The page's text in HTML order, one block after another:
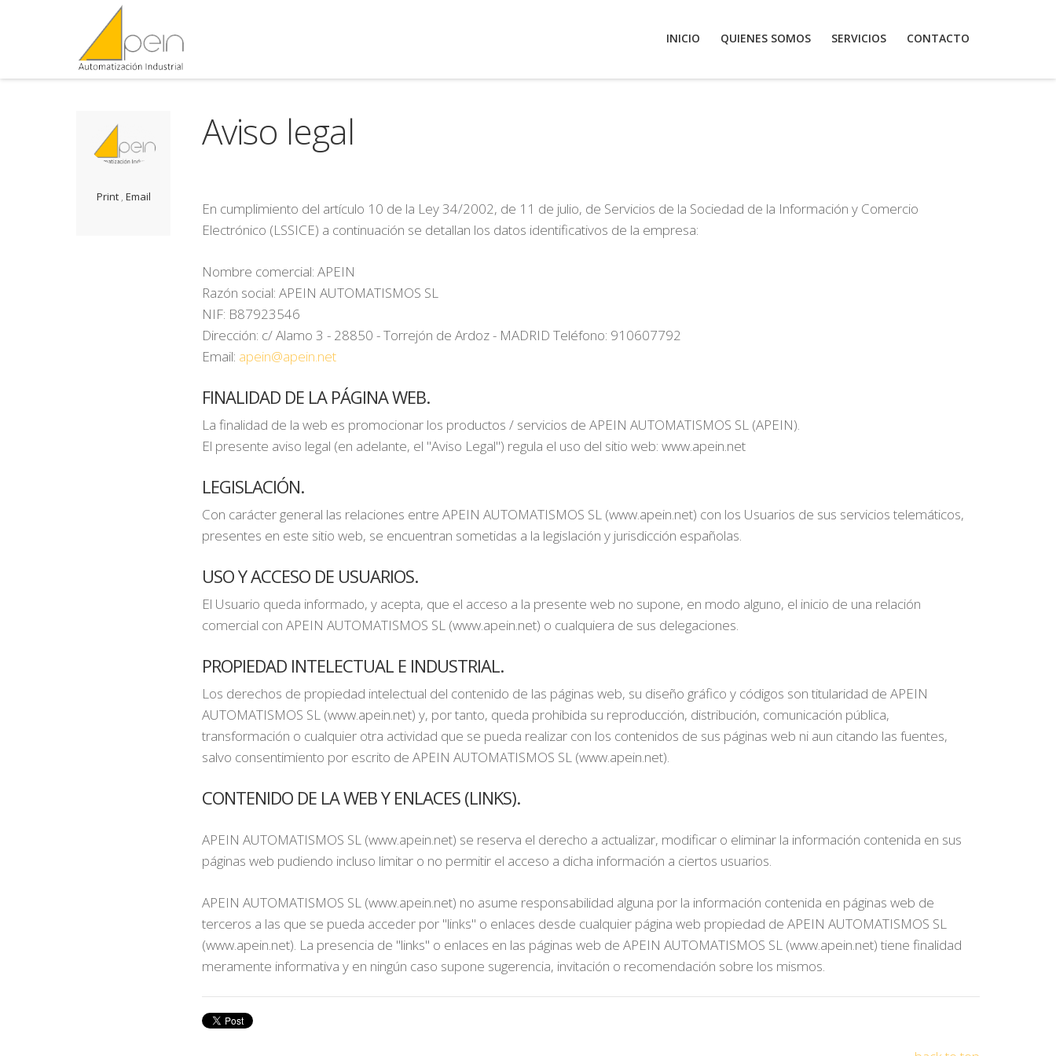
Aviso legal
En cumplimiento del artículo 10 de la Ley 34/2002, de 11 de julio, de Servicios de la Sociedad de la Información y Comercio
Electrónico (LSSICE) a continuación se detallan los datos identificativos de la empresa:
Nombre comercial: APEIN
Razón social: APEIN AUTOMATISMOS SL
NIF: B87923546
Dirección: c/ Alamo 3 - 28850 - Torrejón de Ardoz - MADRID Teléfono: 910607792
Email: apein@apein.net
FINALIDAD DE LA PÁGINA WEB.
La finalidad de la web es promocionar los productos / servicios de APEIN AUTOMATISMOS SL (APEIN).
El presente aviso legal (en adelante, el "Aviso Legal") regula el uso del sitio web: www.apein.net
LEGISLACIÓN.
Con carácter general las relaciones entre APEIN AUTOMATISMOS SL (www.apein.net) con los Usuarios de sus servicios telemáticos,
presentes en este sitio web, se encuentran sometidas a la legislación y jurisdicción españolas.
USO Y ACCESO DE USUARIOS.
El Usuario queda informado, y acepta, que el acceso a la presente web no supone, en modo alguno, el inicio de una relación
comercial con APEIN AUTOMATISMOS SL (www.apein.net) o cualquiera de sus delegaciones.
PROPIEDAD INTELECTUAL E INDUSTRIAL.
Los derechos de propiedad intelectual del contenido de las páginas web, su diseño gráfico y códigos son titularidad de APEIN
AUTOMATISMOS SL (www.apein.net) y, por tanto, queda prohibida su reproducción, distribución, comunicación pública,
transformación o cualquier otra actividad que se pueda realizar con los contenidos de sus páginas web ni aun citando las fuentes,
salvo consentimiento por escrito de APEIN AUTOMATISMOS SL (www.apein.net).
CONTENIDO DE LA WEB Y ENLACES (LINKS).
APEIN AUTOMATISMOS SL (www.apein.net) se reserva el derecho a actualizar, modificar o eliminar la información contenida en sus
páginas web pudiendo incluso limitar o no permitir el acceso a dicha información a ciertos usuarios.
APEIN AUTOMATISMOS SL (www.apein.net) no asume responsabilidad alguna por la información contenida en páginas web de
terceros a las que se pueda acceder por "links" o enlaces desde cualquier página web propiedad de APEIN AUTOMATISMOS SL
(www.apein.net). La presencia de "links" o enlaces en las páginas web de APEIN AUTOMATISMOS SL (www.apein.net) tiene finalidad
meramente informativa y en ningún caso supone sugerencia, invitación o recomendación sobre los mismos.
Print , Email
INICIO QUIENES SOMOS SERVICIOS CONTACTO